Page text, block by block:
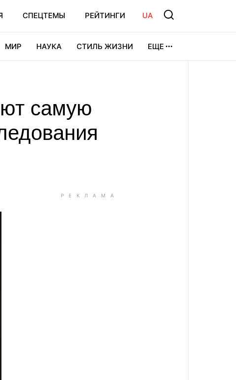
СПЕЦТЕМЫ РЕЙТИНГИ UA
МИР НАУКА СТИЛЬ ЖИЗНИ ЕЩЕ
самую